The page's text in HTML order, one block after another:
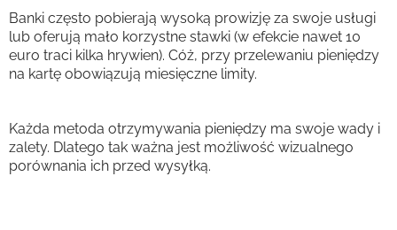
Banki często pobierają wysoką prowizję za swoje usługi
lub oferują mało korzystne stawki (w efekcie nawet 10
euro traci kilka hrywien). Cóż, przy przelewaniu pieniędzy
na kartę obowiązują miesięczne limity.
Każda metoda otrzymywania pieniędzy ma swoje wady i
zalety. Dlatego tak ważna jest możliwość wizualnego
porównania ich przed wysyłką.